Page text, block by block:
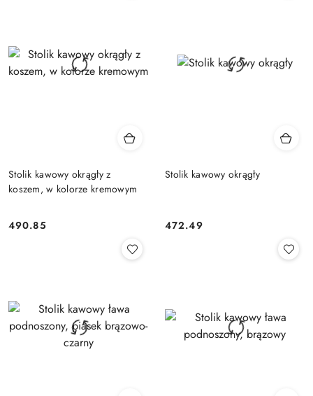
Stolik kawowy okrągły z
koszem, w kolorze kremowym
Cena:
490.85
Stolik kawowy okrągły
Cena:
472.49